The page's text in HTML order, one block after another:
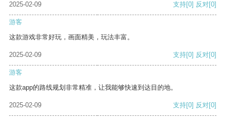
2025-02-09 支持[0] 反对[0]
游客
这款游戏非常好玩，画面精美，玩法丰富。
2025-02-09 支持[0] 反对[0]
游客
这款app的路线规划非常精准，让我能够快速到达目的地。
2025-02-09 支持[0] 反对[0]